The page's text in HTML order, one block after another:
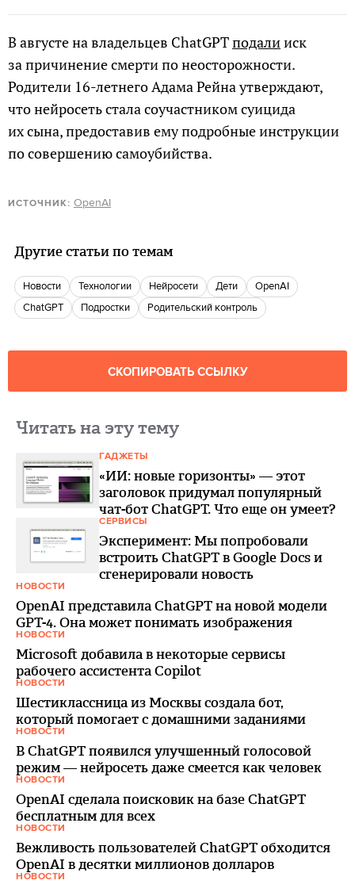
В августе на владельцев ChatGPTподалииск
за причинение смерти по неосторожности.
Родители 16-летнего Адама Рейна утверждают,
что нейросеть стала соучастником суицида
их сына, предоставив ему подробные инструкции
по совершению самоубийства.
ИСТОЧНИК: OpenAI
Другие статьи по темам
новости Технологии нейросети Дети
OpenAI
ChatGPT
Подростки родительский контроль
СКОПИРОВАТЬ ССЫЛКУ
Читать на эту тему
ГАДЖЕТЫ
«ИИ: новые горизонты» — этот
заголовок придумал популярный
чат-бот ChatGPT. Что еще он умеет?
СЕРВИСЫ
Эксперимент: Мы попробовали
встроить ChatGPT в Google Docs и
сгенерировали новость
НОВОСТИ
OpenAI представила ChatGPT на новой модели
GPT-4. Она может понимать изображения
НОВОСТИ
Microsoft добавила в некоторые сервисы
рабочего ассистента Copilot
НОВОСТИ
Шестиклассница из Москвы создала бот,
который помогает с домашними заданиями
НОВОСТИ
В ChatGPT появился улучшенный голосовой
режим — нейросеть даже смеется как человек
НОВОСТИ
OpenAI сделала поисковик на базе ChatGPT
бесплатным для всех
НОВОСТИ
Вежливость пользователей ChatGPT обходится
OpenAI в десятки миллионов долларов
НОВОСТИ